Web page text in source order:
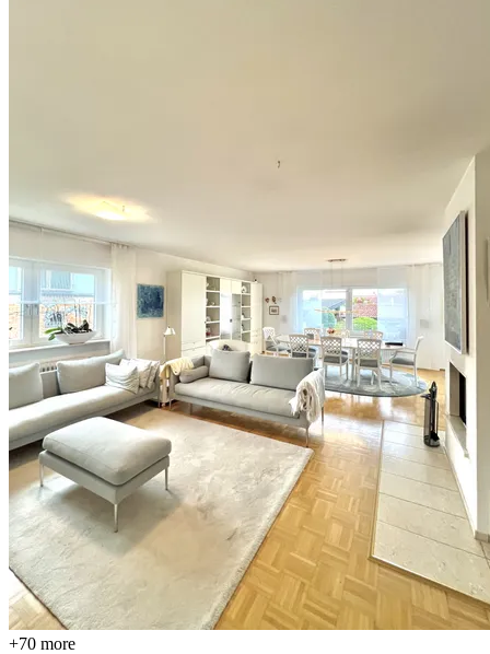
+70 more